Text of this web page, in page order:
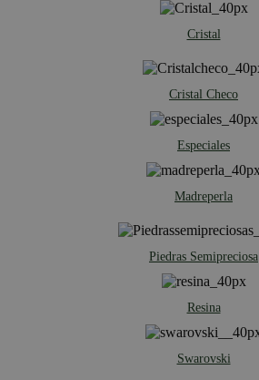
Cristal
Cristal Checo
Especiales
Madreperla
Piedras Semipreciosa
Resina
Swarovski